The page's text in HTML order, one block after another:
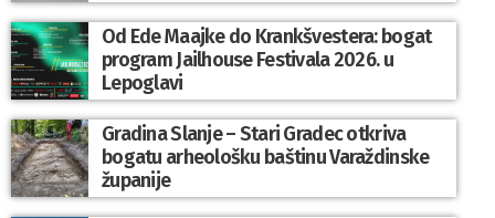
Od Ede Maajke do Krankšvestera: bogat
program Jailhouse Festivala 2026. u
Lepoglavi
Gradina Slanje – Stari Gradec otkriva
bogatu arheološku baštinu Varaždinske
županije